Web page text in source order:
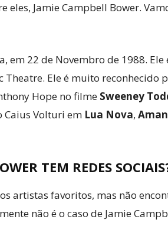
eles, Jamie Campbell Bower.
em 22 de Novembro de 1988.
Ele é muito reconhecido
Hope no filme Sweeney
Caius Volturi em Lua Nova,
TEM REDES
artistas favoritos, mas não
não é o caso de Jamie